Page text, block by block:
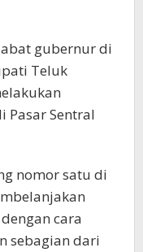
gubernur di
Teluk
Pasar Sentral
nomor satu di
cara
sebagian dari